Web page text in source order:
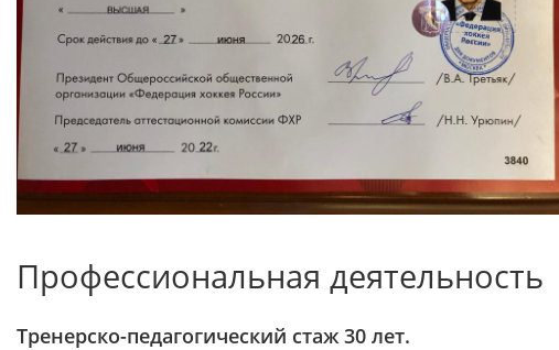
Профессиональная деятельность
Тренерско-педагогический стаж 30 лет.